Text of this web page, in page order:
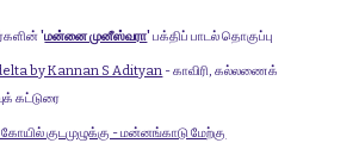
'மன்னை முனீஸ்வரா' பக்திப் பாடல் தொகுப்பு
by Kannan S Adityan - காவிரி, கல்லணைக்
கட்டுரை
கோயில் குடமுழுக்கு - மன்னங்காடு மேற்கு